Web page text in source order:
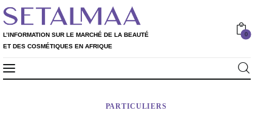
L’INFORMATION SUR LE MARCHÉ DE LA BEAUTÉ
ET DES COSMÉTIQUES EN AFRIQUE
0
Professionnels
ParticuliersPARTICULIERS